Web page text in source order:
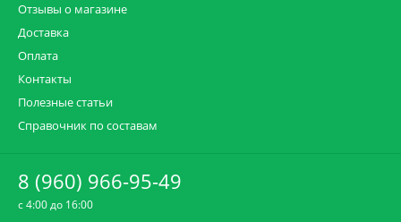
Отзывы о магазине
Доставка
Оплата
Контакты
Полезные статьи
Справочник по составам
8 (960) 966-95-49
c 4:00 до 16:00